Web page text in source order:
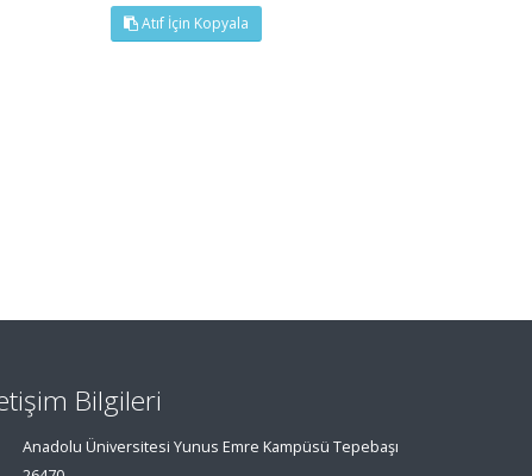
Atıf İçin Kopyala
Bilgileri
Anadolu Üniversitesi Yunus Emre Kampüsü Tepebaşı